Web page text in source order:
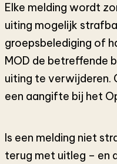
Elke melding wordt
uiting mogelijk
groepsbelediging of
MOD de betreffende
uiting te verwijderen.
een aangifte bij het
Is een melding niet
terug met uitleg – en